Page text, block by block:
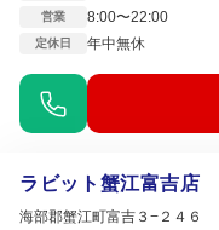
営業
8:00〜22:00
定休日 年中無休
ラビット蟹江富吉
海部郡蟹江町富吉３−２４６